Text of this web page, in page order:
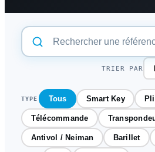
TRIER PAR
TYPE Tous Smart Key
Télécommande
Antivol / Neiman Barillet